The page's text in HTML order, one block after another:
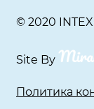
© 2020
Site By
Политика